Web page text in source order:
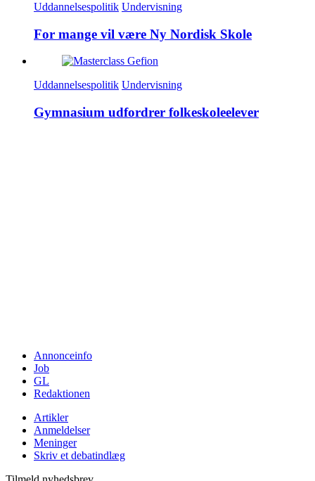
Uddannelsespolitik Undervisning
For mange vil være Ny Nordisk Skole
Uddannelsespolitik Undervisning
Gymnasium udfordrer folkeskoleelever
Annonceinfo
Job
GL
Redaktionen
Artikler
Anmeldelser
Meninger
Skriv et debatindlæg